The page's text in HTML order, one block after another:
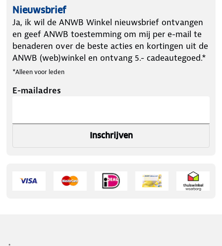
Nieuwsbrief
Ja, ik wil de ANWB Winkel nieuwsbrief ontvangen
en geef ANWB toestemming om mij per e-mail te
benaderen over de beste acties en kortingen uit de
ANWB (web)winkel en ontvang 5.- cadeautegoed.*
*Alleen voor leden
E-mailadres
Inschrijven